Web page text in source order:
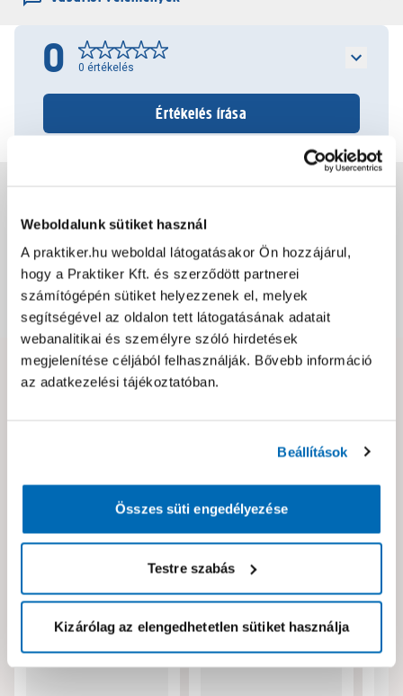
Weboldalunk sütiket használ
A praktiker.hu weboldal látogatásakor Ön hozzájárul,
hogy a Praktiker Kft. és szerződött partnerei
számítógépén sütiket helyezzenek el, melyek
segítségével az oldalon tett látogatásának adatait
webanalitikai és személyre szóló hirdetések
megjelenítése céljából felhasználják. Bővebb információ
az adatkezelési tájékoztatóban.
Beállítások
Összes süti engedélyezése
Testre szabás
Kizárólag az elengedhetetlen sütiket használja
0 0 értékelés
Értékelés írása
Csomagolási és súly információk
Dokumentumok, felelős személy
Hibát találtál az oldalon vagy a termék leírásában?